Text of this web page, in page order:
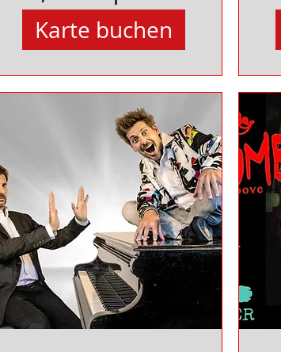
leidenschaftliche
Diva
Karte buchen